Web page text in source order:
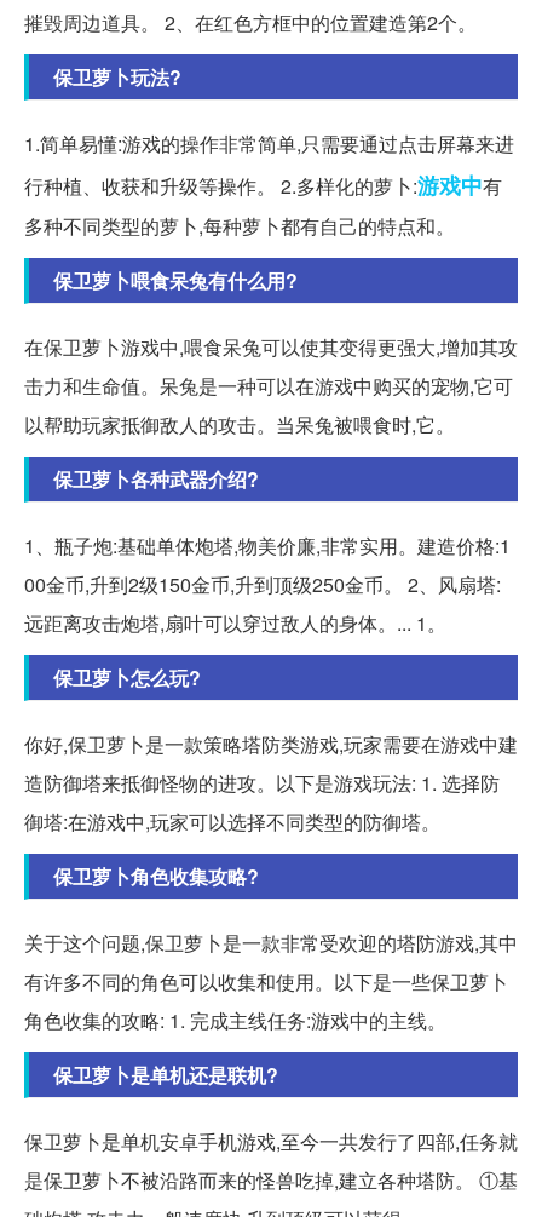
摧毁周边道具。 2、在红色方框中的位置建造第2个。
保卫萝卜玩法?
1.简单易懂:游戏的操作非常简单,只需要通过点击屏幕来进
行种植、收获和升级等操作。 2.多样化的萝卜:游戏中有
多种不同类型的萝卜,每种萝卜都有自己的特点和。
保卫萝卜喂食呆兔有什么用?
在保卫萝卜游戏中,喂食呆兔可以使其变得更强大,增加其攻
击力和生命值。呆兔是一种可以在游戏中购买的宠物,它可
以帮助玩家抵御敌人的攻击。当呆兔被喂食时,它。
保卫萝卜各种武器介绍?
1、瓶子炮:基础单体炮塔,物美价廉,非常实用。建造价格:1
00金币,升到2级150金币,升到顶级250金币。 2、风扇塔:
远距离攻击炮塔,扇叶可以穿过敌人的身体。... 1。
保卫萝卜怎么玩?
你好,保卫萝卜是一款策略塔防类游戏,玩家需要在游戏中建
造防御塔来抵御怪物的进攻。以下是游戏玩法: 1. 选择防
御塔:在游戏中,玩家可以选择不同类型的防御塔。
保卫萝卜角色收集攻略?
关于这个问题,保卫萝卜是一款非常受欢迎的塔防游戏,其中
有许多不同的角色可以收集和使用。以下是一些保卫萝卜
角色收集的攻略: 1. 完成主线任务:游戏中的主线。
保卫萝卜是单机还是联机?
保卫萝卜是单机安卓手机游戏,至今一共发行了四部,任务就
是保卫萝卜不被沿路而来的怪兽吃掉,建立各种塔防。 ①基